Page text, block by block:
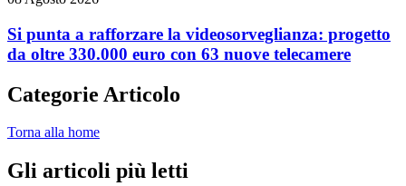
Si punta a rafforzare la videosorveglianza: progetto
da oltre 330.000 euro con 63 nuove telecamere
Categorie Articolo
Torna alla home
Gli articoli più letti